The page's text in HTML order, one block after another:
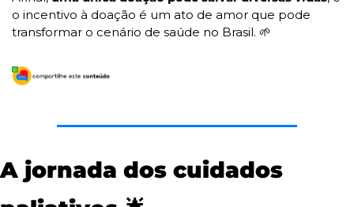
o incentivo à doação é um ato de amor que pode
transformar o cenário de saúde no Brasil. 🌱
A jornada dos cuidados